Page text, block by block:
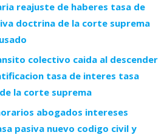
reajuste de haberes tasa de
doctrina de la corte suprema
colectivo caida al descender
tasa de interes tasa
la corte suprema
abogados intereses
pasiva nuevo codigo civil y